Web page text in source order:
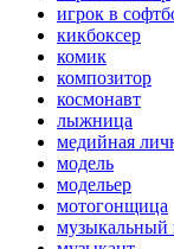
игрок в
кикбоксер
комик
композитор
космонавт
лыжница
медийная
модель
модельер
мотогонщица
музыкальный